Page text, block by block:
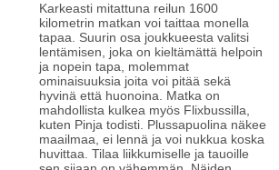
Karkeasti mitattuna reilun 1600
kilometrin matkan voi taittaa monella
tapaa. Suurin osa joukkueesta valitsi
lentämisen, joka on kieltämättä helpoin
ja nopein tapa, molemmat
ominaisuuksia joita voi pitää sekä
hyvinä että huonoina. Matka on
mahdollista kulkea myös Flixbussilla,
kuten Pinja todisti. Plussapuolina näkee
maailmaa, ei lennä ja voi nukkua koska
huvittaa. Tilaa liikkumiselle ja tauoille